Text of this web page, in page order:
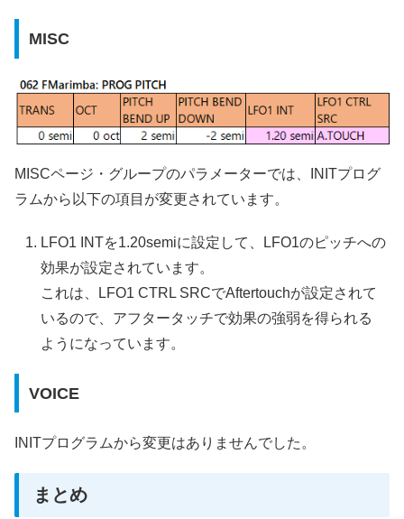
MISC
MISCページ・グループのパラメーターでは、INITプログ
ラムから以下の項目が変更されています。
LFO1 INTを1.20semiに設定して、LFO1のピッチへの
効果が設定されています。
これは、LFO1 CTRL SRCでAftertouchが設定されて
いるので、アフタータッチで効果の強弱を得られる
ようになっています。
VOICE
INITプログラムから変更はありませんでした。
まとめ